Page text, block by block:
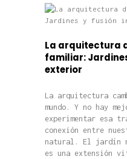
La arquitectura
familiar:
exterior
La arquitectura
mundo. Y no hay
experimentar esa
conexión entre
natural. El jardín
es una extensión